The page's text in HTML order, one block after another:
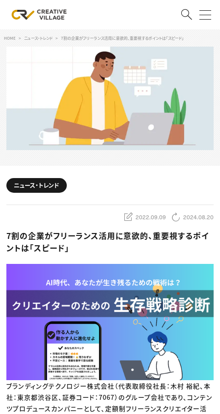
会員登録
クリエイター求人を探す
CREATIVE JOB求人検索
特集求人
採用説明会
スキルアップしたい！
デザイン
編集・ライティング
マーケティング
ディレクション
業界解説・キャリア事情
お役立ち基礎知識
TOP Creator’s コラム
Webクリエイター
アプリクリエイター
ゲームクリエイター
映像クリエイター
マーケッター
C＆R Magazine
セミナー
映像
広告
出版
CREATIVE VILLAGEからのお知らせ
プロフェッショナル×つながる×メディア
HOME ニュース・トレンド 7割の企業がフリーランス活用に意欲的、重要視するポイントは「スピード」
ニュース・トレンド
2022.09.09 2024.08.20
7割の企業がフリーランス活用に意欲的、重要視するポイ
ントは「スピード」
ブランディングテクノロジー株式会社（代表取締役社長：木村 裕紀、本
社：東京都渋谷区、証券コード：7067）のグループ会社であり、コンテン
ツプロデュースカンパニーとして、定額制フリーランスクリエイター活